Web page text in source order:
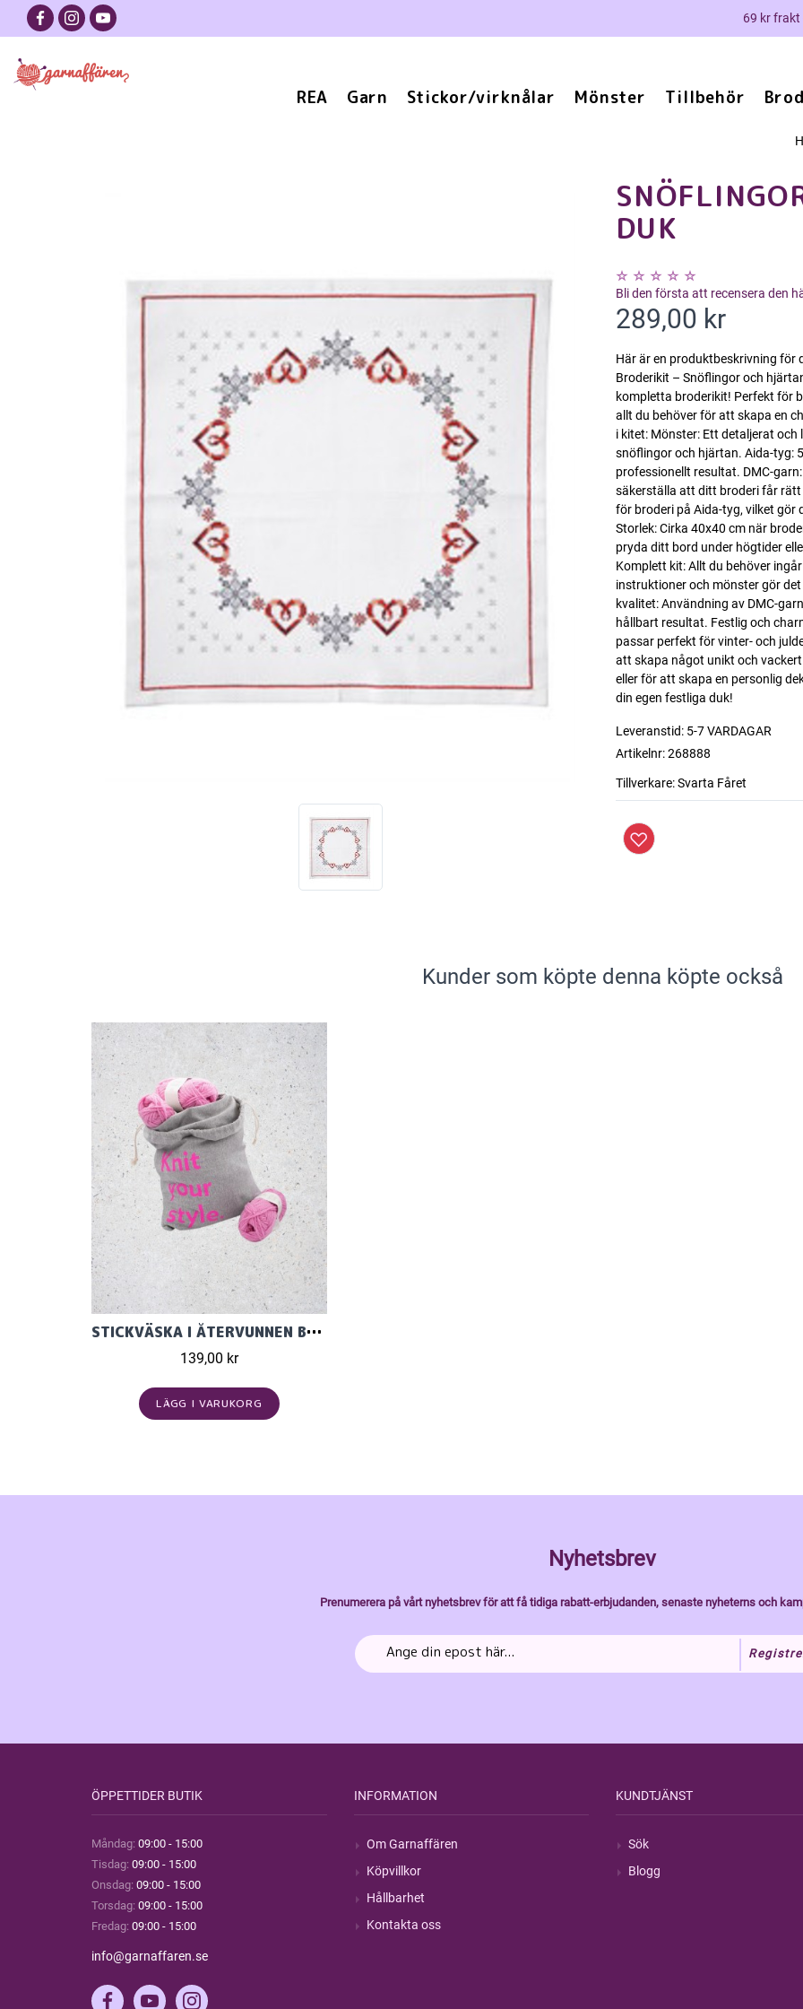
69 kr
REA Garn Stickor/virknålar Mönster Tillbehör
DUK
Bli den första att recensera den
289,00 kr
Här är en produktbeskrivning för
Broderikit – Snöflingor och
kompletta broderikit! Perfekt för
allt du behöver för att skapa en
i kitet: Mönster: Ett detaljerat
snöflingor och hjärtan. Aida-tyg:
professionellt resultat. DMC-
säkerställa att ditt broderi får rätt
för broderi på Aida-tyg, vilket gör
Storlek: Cirka 40x40 cm när
pryda ditt bord under högtider
Komplett kit: Allt du behöver
instruktioner och mönster gör
kvalitet: Användning av DMC-
hållbart resultat. Festlig och
passar perfekt för vinter- och
att skapa något unikt och
eller för att skapa en personlig
din egen festliga duk!
Leveranstid: 5-7 VARDAGAR
Artikelnr:268888
Tillverkare:Svarta Fåret
Kunder som köpte denna köpte också
STICKVÄSKA I ÅTERVUNNEN BOMULL
139,00 kr
LÄGG I VARUKORG
Nyhetsbrev
Prenumerera på vårt nyhetsbrev för att få tidiga rabatt-erbjudanden, senaste nyheterns och
ÖPPETTIDER BUTIK
Måndag: 09:00 - 15:00
Tisdag: 09:00 - 15:00
Onsdag: 09:00 - 15:00
Torsdag: 09:00 - 15:00
Fredag: 09:00 - 15:00
info@garnaffaren.se
INFORMATION
Om Garnaffären
Köpvillkor
Hållbarhet
Kontakta oss
KUNDTJÄNST
Sök
Blogg